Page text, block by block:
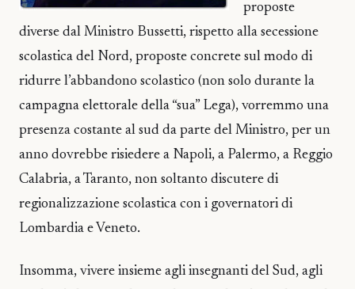
proposte
diverse dal Ministro Bussetti, rispetto alla secessione
scolastica del Nord, proposte concrete sul modo di
ridurre l’abbandono scolastico (non solo durante la
campagna elettorale della “sua” Lega), vorremmo una
presenza costante al sud da parte del Ministro, per un
anno dovrebbe risiedere a Napoli, a Palermo, a Reggio
Calabria, a Taranto, non soltanto discutere di
regionalizzazione scolastica con i governatori di
Lombardia e Veneto.
Insomma, vivere insieme agli insegnanti del Sud, agli